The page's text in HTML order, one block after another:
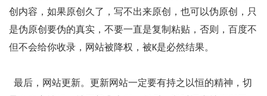
创内容，如果原创久了，写不出来原创，也可以伪原创，只
是伪原创要伪的真实，不要一直是复制粘贴，否则，百度不
但不会给你收录，网站被降权，被K是必然结果。
最后，网站更新。更新网站一定要有持之以恒的精神，切